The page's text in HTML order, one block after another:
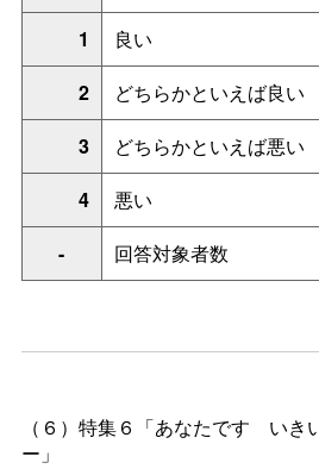
1
良い
2
どちらかといえば良い
3
どちらかといえば悪い
4
悪い
-
回答対象者数
（６）特集６「あなたです いき
ー」